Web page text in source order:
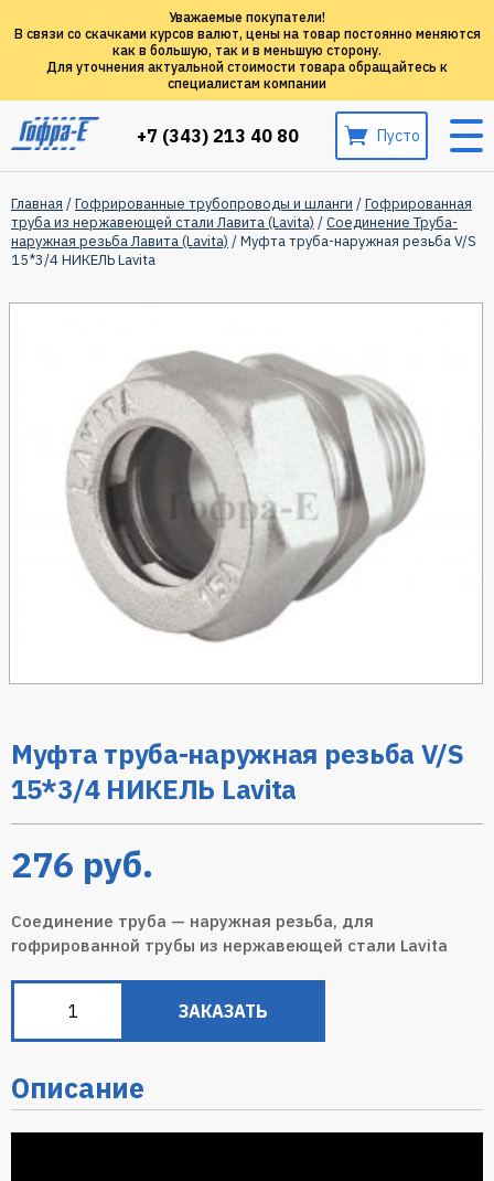
Уважаемые покупатели!
В связи со скачками курсов валют, цены на товар постоянно меняются
как в большую, так и в меньшую сторону.
Для уточнения актуальной стоимости товара обращайтесь к
специалистам компании
+7 (343) 213 40 80 Пусто
Главная /Гофрированные трубопроводы и шланги /Гофрированная
труба из нержавеющей стали Лавита (Lavita) /Соединение Труба-
наружная резьба Лавита (Lavita) / Муфта труба-наружная резьба V/S
15*3/4 НИКЕЛЬ Lavita
Муфта труба-наружная резьба V/S
15*3/4 НИКЕЛЬ Lavita
276 руб.
Соединение труба — наружная резьба, для
гофрированной трубы из нержавеющей стали Lavita
ЗАКАЗАТЬ
Описание